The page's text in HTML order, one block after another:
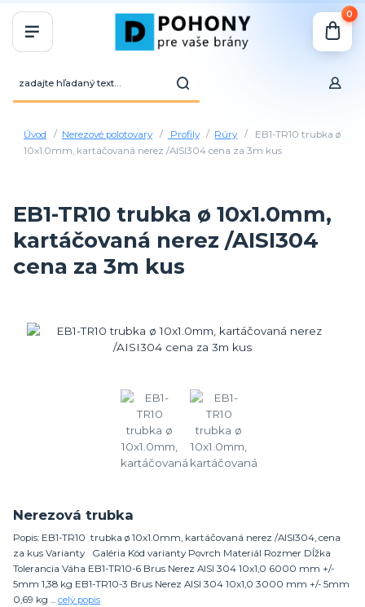
0
Úvod Nerezové polotovary Profily Rúry
EB1-TR10 trubka ø
10x1.0mm, kartáčovaná nerez /AISI304 cena za 3m kus
EB1-TR10 trubka ø 10x1.0mm,
kartáčovaná nerez /AISI304
cena za 3m kus
Nerezová trubka
Popis: EB1-TR10 trubka ø 10x1.0mm, kartáčovaná nerez /AISI304, cena
za kus Varianty Galéria Kód varianty Povrch Materiál Rozmer Dĺžka
Tolerancia Váha EB1-TR10-6 Brus Nerez AISI 304 10x1,0 6000 mm +/-
5mm 1,38 kg EB1-TR10-3 Brus Nerez AISI 304 10x1,0 3000 mm +/- 5mm
0,69 kg ... celý popis